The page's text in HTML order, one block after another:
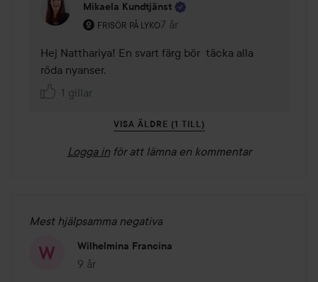
Mikaela Kundtjänst
FRISÖR PÅ LYKO
Användarens roll: Frisör på Lyko.
7 år
Kommentaren lades 7 år
Hej Natthariya! En svart färg bör  täcka alla
röda nyanser.
1 gillar
VISA ÄLDRE (1 TILL)
Logga in för att lämna en kommentar
Mest hjälpsamma negativa
Wilhelmina Francina
9 år
Inlägget skapades 9 år